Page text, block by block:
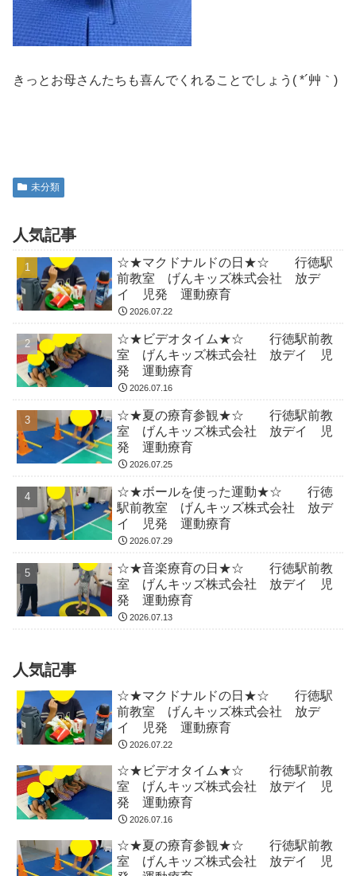
きっとお母さんたちも喜んでくれることでしょう( *´艸｀)
未分類
人気記事
☆★マクドナルドの日★☆ 行徳駅
前教室 げんキッズ株式会社 放デ
イ 児発 運動療育
2026.07.22
☆★ビデオタイム★☆ 行徳駅前教
室 げんキッズ株式会社 放デイ 児
発 運動療育
2026.07.16
☆★夏の療育参観★☆ 行徳駅前教
室 げんキッズ株式会社 放デイ 児
発 運動療育
2026.07.25
☆★ボールを使った運動★☆ 行徳
駅前教室 げんキッズ株式会社 放デ
イ 児発 運動療育
2026.07.29
☆★音楽療育の日★☆ 行徳駅前教
室 げんキッズ株式会社 放デイ 児
発 運動療育
2026.07.13
人気記事
☆★マクドナルドの日★☆ 行徳駅
前教室 げんキッズ株式会社 放デ
イ 児発 運動療育
2026.07.22
☆★ビデオタイム★☆ 行徳駅前教
室 げんキッズ株式会社 放デイ 児
発 運動療育
2026.07.16
☆★夏の療育参観★☆ 行徳駅前教
室 げんキッズ株式会社 放デイ 児